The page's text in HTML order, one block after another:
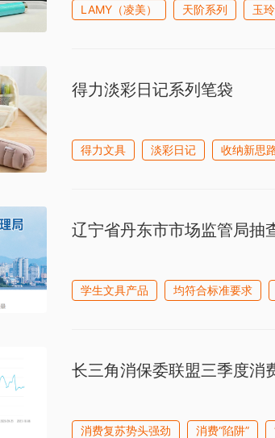
LAMY（凌美） 天阶系列 玉
得力淡彩日记系列笔袋
得力文具 淡彩日记 收纳新思
辽宁省丹东市市场监管局抽
学生文具产品 均符合标准要求
长三角消保委联盟三季度消
消费复苏势头强劲 消费“陷阱”